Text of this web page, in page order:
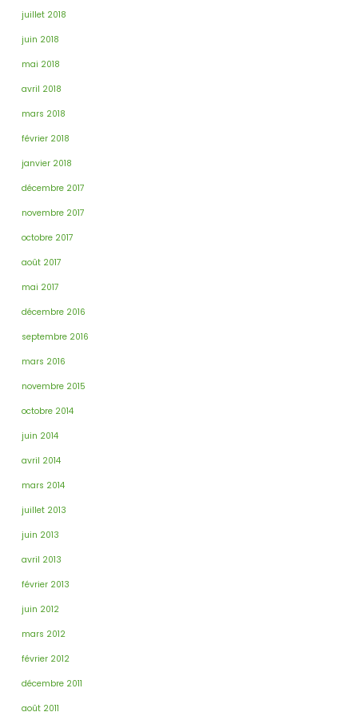
juillet 2018
juin 2018
mai 2018
avril 2018
mars 2018
février 2018
janvier 2018
décembre 2017
novembre 2017
octobre 2017
août 2017
mai 2017
décembre 2016
septembre 2016
mars 2016
novembre 2015
octobre 2014
juin 2014
avril 2014
mars 2014
juillet 2013
juin 2013
avril 2013
février 2013
juin 2012
mars 2012
février 2012
décembre 2011
août 2011